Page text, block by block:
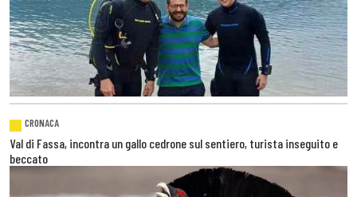
CRONACA
Val di Fassa, incontra un gallo cedrone sul sentiero, turista inseguito e
beccato